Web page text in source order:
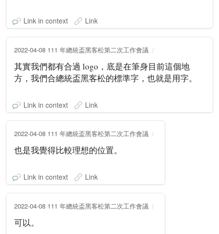
Link in context Link
2022-04-08 111 年總統盃黑客松第二次工作會議
其實我們都有合過 logo，底是在筆身目前這個地
方，我們合總統盃黑客松的標準字，也就是用字。
Link in context Link
2022-04-08 111 年總統盃黑客松第二次工作會議
也是我覺得比較理想的位置。
Link in context Link
2022-04-08 111 年總統盃黑客松第二次工作會議
可以。